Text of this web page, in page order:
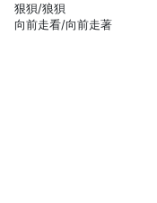
狠狽/狼狽
向前走看/向前走著